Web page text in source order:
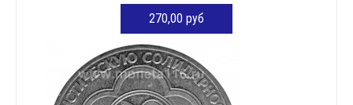
270,00 руб
ДОБАВИТЬ В КОРЗИНУ